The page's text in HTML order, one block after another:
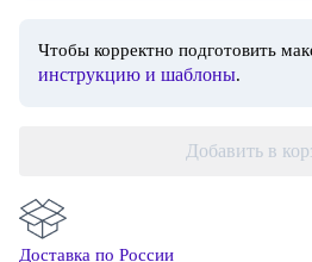
Чтобы корректно подготовить
инструкцию и шаблоны.
Добавить в
Доставка по России